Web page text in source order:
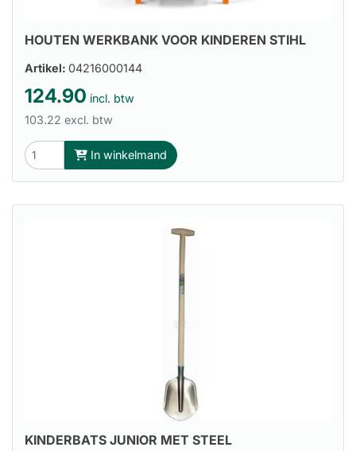
HOUTEN WERKBANK VOOR KINDEREN STIHL
Artikel: 04216000144
124.90 incl. btw
103.22 excl. btw
In winkelmand
KINDERBATS JUNIOR MET STEEL